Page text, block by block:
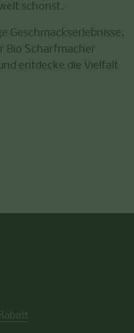
schonst.
Geschmackserlebnisse,
Bio Scharfmacher
entdecke die Vielfalt